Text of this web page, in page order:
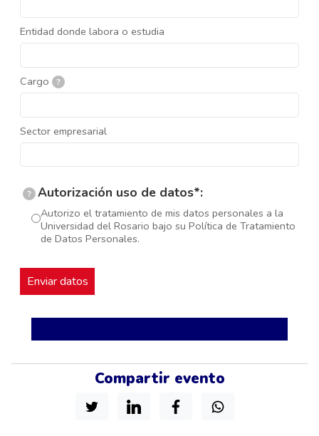
Entidad donde labora o estudia
Cargo ?
Sector empresarial
? Autorización uso de datos*:
Autorizo el tratamiento de mis datos personales a la
Universidad del Rosario bajo su Política de Tratamiento
de Datos Personales.
Compartir evento